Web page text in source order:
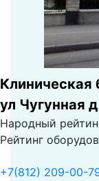
Клиническая
ул Чугунная
Народный
Рейтинг
+7(812) 209-00-